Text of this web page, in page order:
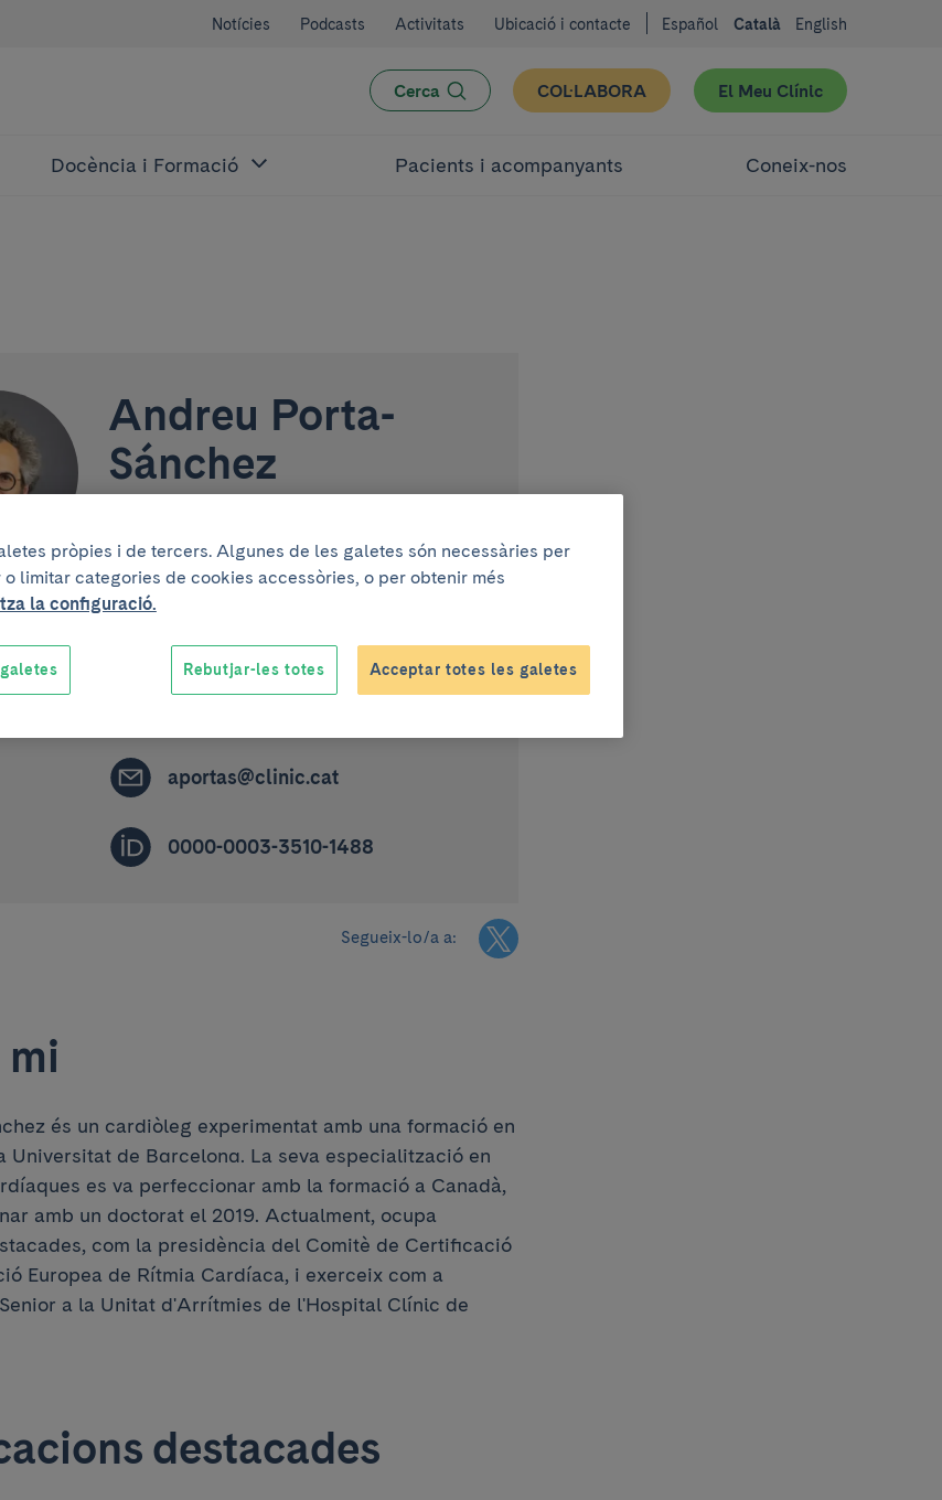
Notícies Podcasts Activitats Ubicació i contacte Español Català English
Cerca COL·LABORA El Meu Clínic
Docència i Formació Pacients i acompanyants Coneix-nos
Andreu Porta-
Sánchez
Grup de recerca
arritmies cardíaques
aportas@clinic.cat
0000-0003-3510-1488
Segueix-lo/a a:
mi
és un cardiòleg experimentat amb una formació en
Universitat de Barcelona. La seva especialització en
es va perfeccionar amb la formació a Canadà,
amb un doctorat el 2019. Actualment, ocupa
com la presidència del Comitè de Certificació
Europea de Rítmia Cardíaca, i exerceix com a
a la Unitat d'Arrítmies de l'Hospital Clínic de
destacades
pròpies i de tercers. Algunes de les galetes són necessàries per
o limitar categories de cookies accessòries, o per obtenir més
la configuració.
Rebutjar-les totes Acceptar totes les galetes